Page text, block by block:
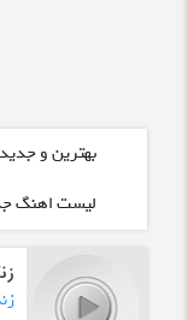
بهترین و
لیست اهنگ